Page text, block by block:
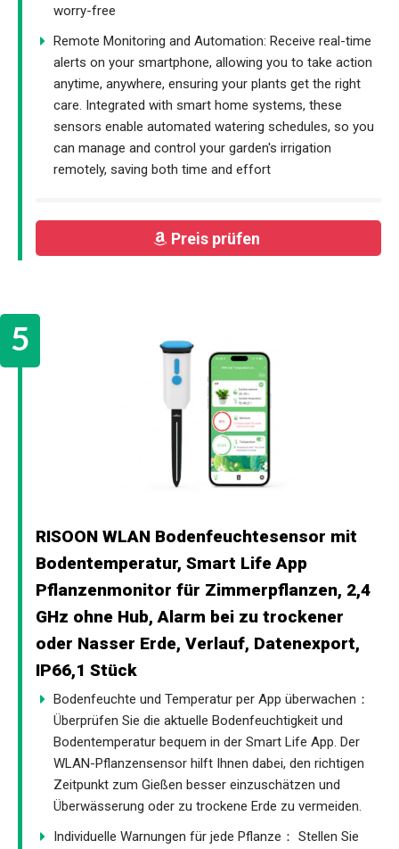
worry-free
Remote Monitoring and Automation: Receive real-time
alerts on your smartphone, allowing you to take action
anytime, anywhere, ensuring your plants get the right
care. Integrated with smart home systems, these
sensors enable automated watering schedules, so you
can manage and control your garden's irrigation
remotely, saving both time and effort
Preis prüfen
RISOON WLAN Bodenfeuchtesensor mit
Bodentemperatur, Smart Life App
Pflanzenmonitor für Zimmerpflanzen, 2,4
GHz ohne Hub, Alarm bei zu trockener
oder Nasser Erde, Verlauf, Datenexport,
IP66,1 Stück
Bodenfeuchte und Temperatur per App überwachen：
Überprüfen Sie die aktuelle Bodenfeuchtigkeit und
Bodentemperatur bequem in der Smart Life App. Der
WLAN-Pflanzensensor hilft Ihnen dabei, den richtigen
Zeitpunkt zum Gießen besser einzuschätzen und
Überwässerung oder zu trockene Erde zu vermeiden.
Individuelle Warnungen für jede Pflanze： Stellen Sie